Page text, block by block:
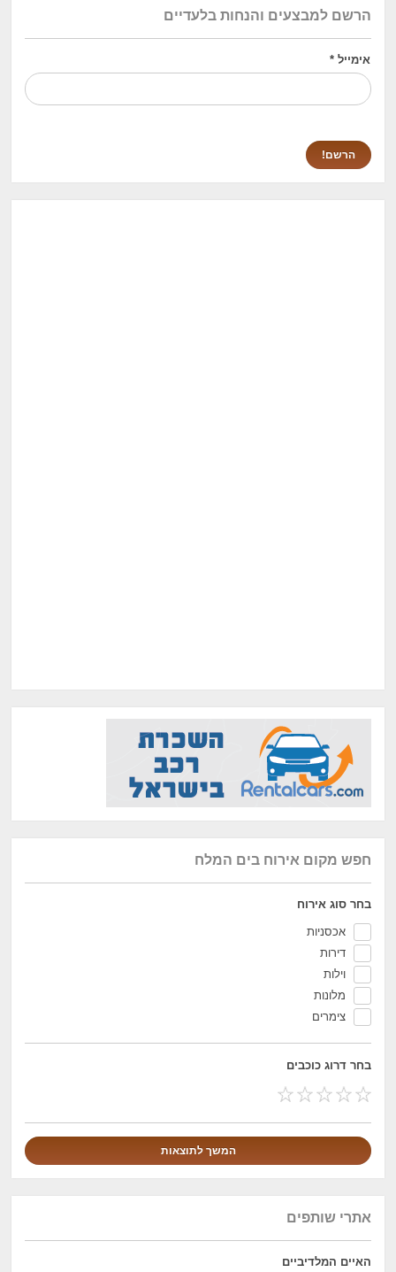
אתרי שותפים
האיים המלדיביים
חפש מקום אירוח בים המלח
בחר סוג אירוח
אכסניות
דירות
וילות
מלונות
צימרים
בחר דרוג כוכבים
הרשם למבצעים והנחות בלעדיים
אימייל*